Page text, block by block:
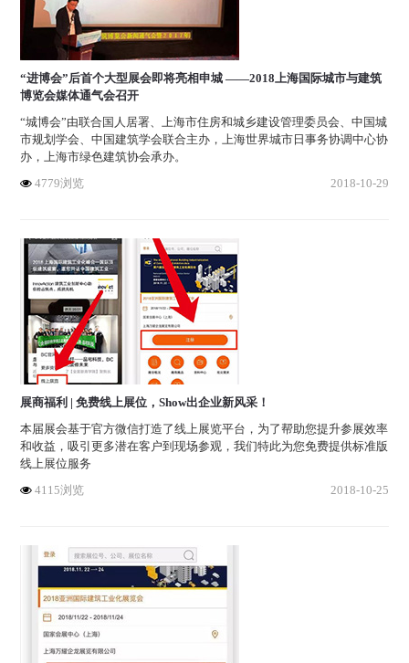
“进博会”后首个大型展会即将亮相申城 ——2018上海国际城市与建筑
博览会媒体通气会召开
“城博会”由联合国人居署、上海市住房和城乡建设管理委员会、中国城
市规划学会、中国建筑学会联合主办，上海世界城市日事务协调中心协
办，上海市绿色建筑协会承办。
4779浏览
2018-10-29
展商福利 | 免费线上展位，Show出企业新风采！
本届展会基于官方微信打造了线上展览平台，为了帮助您提升参展效率
和收益，吸引更多潜在客户到现场参观，我们特此为您免费提供标准版
线上展位服务
4115浏览
2018-10-25